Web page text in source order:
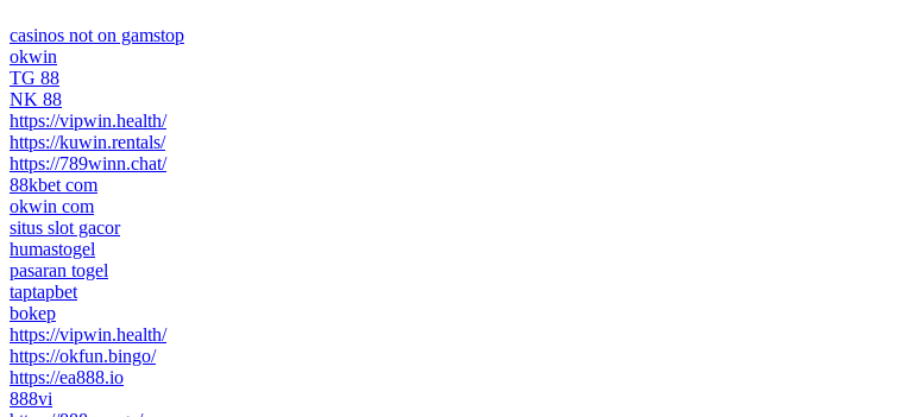
casinos not on gamstop
okwin
TG 88
NK 88
https://vipwin.health/
https://kuwin.rentals/
https://789winn.chat/
88kbet com
okwin com
situs slot gacor
humastogel
pasaran togel
taptapbet
bokep
https://vipwin.health/
https://okfun.bingo/
https://ea888.io
888vi